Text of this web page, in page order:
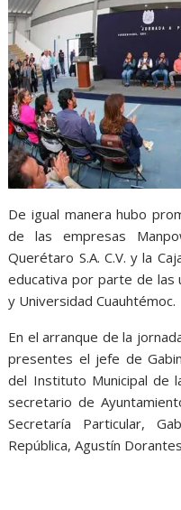
De igual manera hubo
de las empresas
Querétaro S.A. C.V. y la
educativa por parte de las
y Universidad Cuauhtémoc.
En el arranque de la
presentes el jefe de
del Instituto Municipal de
secretario de
Secretaría Particular,
República, Agustín